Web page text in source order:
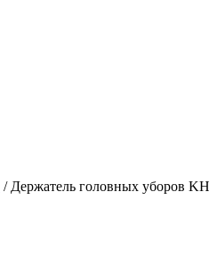
/ Держатель головных уборов